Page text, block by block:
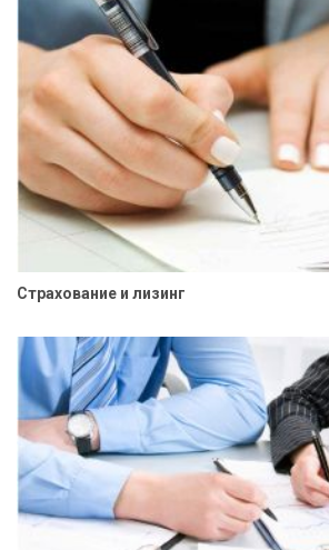
Страхование и лизинг